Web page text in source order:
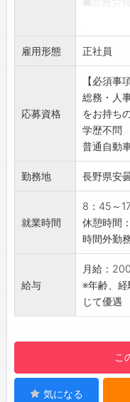
SDGs」
にわたる
【会社デ
◇平均勤
◇月平均
◇平均有
◇育児休
り
◇役員及
割合：
☆
◆時間単
有給休暇
得できま
☆
◆給与前
勤務実績
簡単申請
☆
◆ご不明
登録はご
☆
す。
みなさま
＾＾
・採用業
・社員教育
・給与計
・会社行
・従業員
【入社後
・まずは
ただくと
・これま
ながら、
【おすす
■安定企業
・創業
く働ける
・「長く
たい」そ
■やりが
・幅広い
る」やり
・日々の
雇用形態 正社員
応募資格
【必須事
総務・人
をお持ち
学歴不問
普通自動
勤務地 長野県安
就業時間
8：45～
休憩時間
時間外勤
給与
月給：
※年齢、
じて優遇
こ
気になる